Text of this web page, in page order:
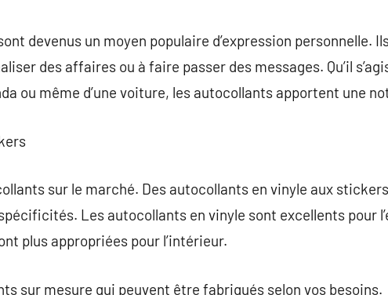
devenus un moyen populaire d’expression personnelle.
des affaires ou à faire passer des messages. Qu’il
ou même d’une voiture, les autocollants apportent une
sur le marché. Des autocollants en vinyle aux
Les autocollants en vinyle sont excellents pour
plus appropriées pour l’intérieur.
sur mesure qui peuvent être fabriqués selon vos besoins.